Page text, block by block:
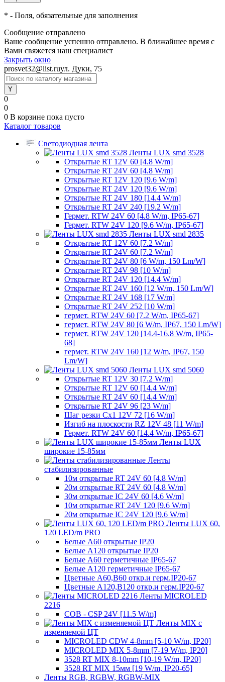
* - Поля, обязательные для заполнения
Сообщение отправлено
Ваше сообщение успешно отправлено. В ближайшее время с
Вами свяжется наш специалист
Закрыть окно
prosvet32@list.ruул. Дуки, 75
0
0
0 В корзине пока пусто
Каталог товаров
Светодиодная лента
Ленты LUX smd 3528
Открытые RT 12V 60 [4.8 W/m]
Открытые RT 24V 60 [4.8 W/m]
Открытые RT 12V 120 [9.6 W/m]
Открытые RT 24V 120 [9.6 W/m]
Открытые RT 24V 180 [14.4 W/m]
Открытые RT 24V 240 [19.2 W/m]
Гермет. RTW 24V 60 [4.8 W/m, IP65-67]
Гермет. RTW 24V 120 [9.6 W/m, IP65-67]
Ленты LUX smd 2835
Открытые RT 12V 60 [7.2 W/m]
Открытые RT 24V 60 [7.2 W/m]
Открытые RT 24V 80 [6 W/m, 150 Lm/W]
Открытые RT 24V 98 [10 W/m]
Открытые RT 24V 120 [14.4 W/m]
Открытые RT 24V 160 [12 W/m, 150 Lm/W]
Открытые RT 24V 168 [17 W/m]
Открытые RT 24V 252 [10 W/m]
гермет. RTW 24V 60 [7.2 W/m, IP65-67]
гермет. RTW 24V 80 [6 W/m, IP67, 150 Lm/W]
гермет. RTW 24V 120 [14.4-16.8 W/m, IP65-
68]
гермет. RTW 24V 160 [12 W/m, IP67, 150
Lm/W]
Ленты LUX smd 5060
Открытые RT 12V 30 [7.2 W/m]
Открытые RT 12V 60 [14.4 W/m]
Открытые RT 24V 60 [14.4 W/m]
Открытые RT 24V 96 [23 W/m]
Шаг резки Cx1 12V 72 [16 W/m]
Изгиб на плоскости RZ 12V 48 [11 W/m]
Гермет. RTW 24V 60 [14.4 W/m, IP65-67]
Ленты LUX
широкие 15-85мм
Ленты
стабилизированные
10м открытые RT 24V 60 [4.8 W/m]
20м открытые RT 24V 60 [4.8 W/m]
30м открытые IC 24V 60 [4.6 W/m]
10м открытые RT 24V 120 [9.6 W/m]
20м открытые IC 24V 120 [9.6 W/m]
Ленты LUX 60,
120 LED/m PRO
Белые A60 открытые IP20
Белые A120 открытые IP20
Белые A60 герметичные IP65-67
Белые A120 герметичные IP65-67
Цветные A60,B60 откр.и герм.IP20-67
Цветные A120,B120 откр.и герм.IP20-67
Ленты MICROLED
2216
COB - CSP 24V [11.5 W/m]
Ленты MIX с
изменяемой ЦТ
MICROLED CDW 4-8mm [5-10 W/m, IP20]
MICROLED MIX 5-8mm [7-19 W/m, IP20]
3528 RT MIX 8-10mm [10-19 W/m, IP20]
3528 RT MIX 15мм [19 W/m, IP20-65]
Ленты RGB, RGBW, RGBW-MIX